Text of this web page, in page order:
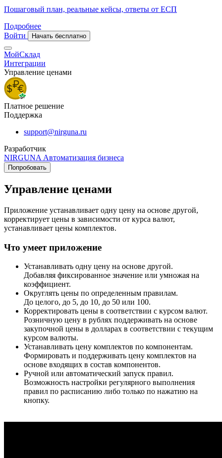
Пошаговый план, реальные кейсы, ответы от ЕСП
Подробнее
Войти
Начать бесплатно
МойСклад
Интеграции
Управление ценами
Платное решение
Поддержка
support@nirguna.ru
Разработчик
NIRGUNA Автоматизация бизнеса
Попробовать
Управление ценами
Приложение устанавливает одну цену на основе другой,
корректирует цены в зависимости от курса валют,
устанавливает цены комплектов.
Что умеет приложение
Устанавливать одну цену на основе другой.
Добавляя фиксированное значение или умножая на
коэффициент.
Округлять цены по определенным правилам.
До целого, до 5, до 10, до 50 или 100.
Корректировать цены в соответствии с курсом валют.
Розничную цену в рублях поддерживать на основе
закупочной цены в долларах в соответствии с текущим
курсом валюты.
Устанавливать цену комплектов по компонентам.
Формировать и поддерживать цену комплектов на
основе входящих в состав компонентов.
Ручной или автоматический запуск правил.
Возможность настройки регулярного выполнения
правил по расписанию либо только по нажатию на
кнопку.